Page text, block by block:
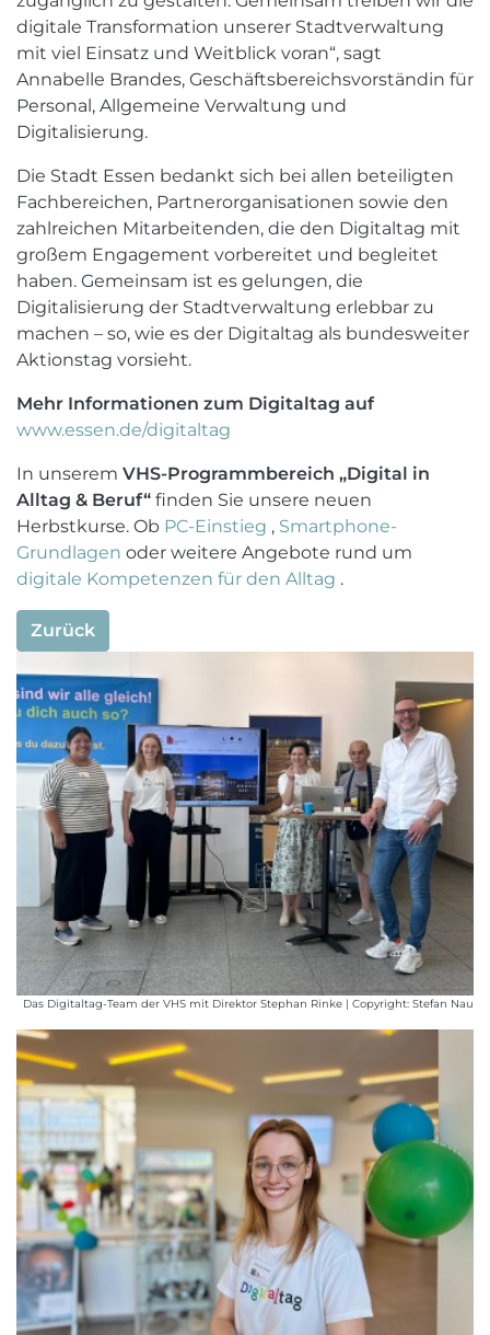
digitale Transformation unserer Stadtverwaltung
mit viel Einsatz und Weitblick voran“, sagt
Annabelle Brandes, Geschäftsbereichsvorständin für
Personal, Allgemeine Verwaltung und
Digitalisierung.
Die Stadt Essen bedankt sich bei allen beteiligten
Fachbereichen, Partnerorganisationen sowie den
zahlreichen Mitarbeitenden, die den Digitaltag mit
großem Engagement vorbereitet und begleitet
haben. Gemeinsam ist es gelungen, die
Digitalisierung der Stadtverwaltung erlebbar zu
machen – so, wie es der Digitaltag als bundesweiter
Aktionstag vorsieht.
Mehr Informationen zum Digitaltag auf
www.essen.de/digitaltag
In unserem VHS-Programmbereich „Digital in
Alltag & Beruf“ finden Sie unsere neuen
Herbstkurse. Ob PC-Einstieg , Smartphone-
Grundlagen oder weitere Angebote rund um
digitale Kompetenzen für den Alltag .
Zurück
Das Digitaltag-Team der VHS mit Direktor Stephan Rinke | Copyright: Stefan Nau